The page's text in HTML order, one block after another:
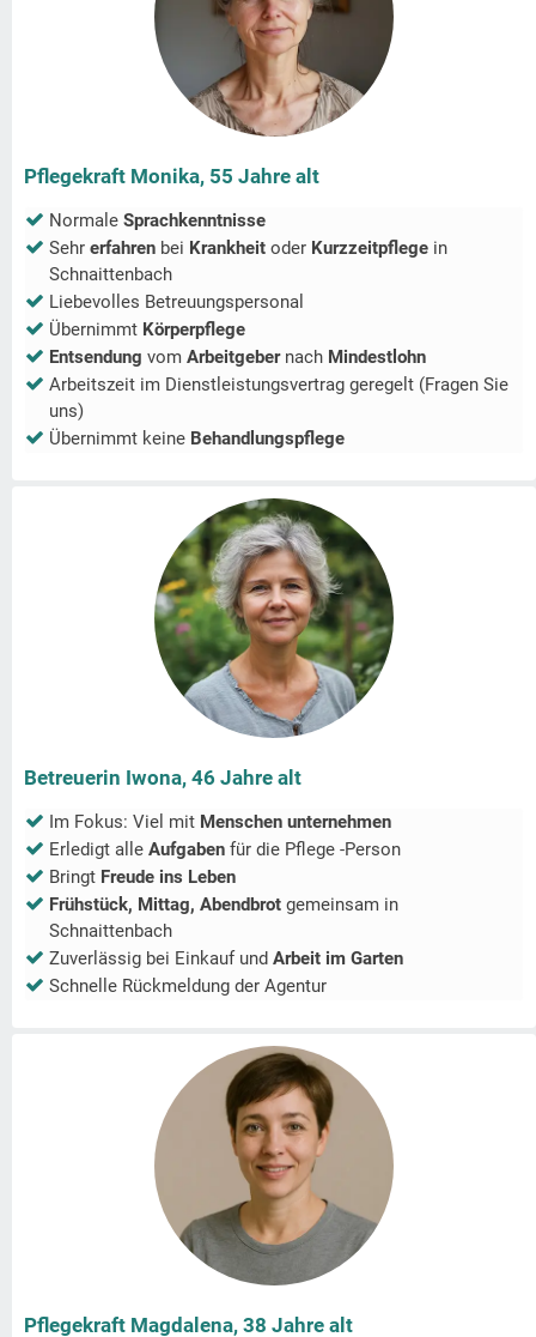
Pflegekraft Monika, 55 Jahre alt
Normale Sprachkenntnisse
Sehr erfahren bei Krankheit oder Kurzzeitpflege in
Schnaittenbach
Liebevolles Betreuungspersonal
Übernimmt Körperpflege
Entsendung vom Arbeitgeber nach Mindestlohn
Arbeitszeit im Dienstleistungsvertrag geregelt (Fragen Sie
uns)
Übernimmt keine Behandlungspflege
Betreuerin Iwona, 46 Jahre alt
Im Fokus: Viel mit Menschen unternehmen
Erledigt alle Aufgaben für die Pflege -Person
Bringt Freude ins Leben
Frühstück, Mittag, Abendbrot gemeinsam in
Schnaittenbach
Zuverlässig bei Einkauf und Arbeit im Garten
Schnelle Rückmeldung der Agentur
Pflegekraft Magdalena, 38 Jahre alt